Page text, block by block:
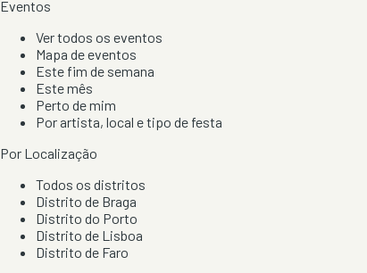
Eventos
Ver todos os eventos
Mapa de eventos
Este fim de semana
Este mês
Perto de mim
Por artista, local e tipo de festa
Por Localização
Todos os distritos
Distrito de Braga
Distrito do Porto
Distrito de Lisboa
Distrito de Faro